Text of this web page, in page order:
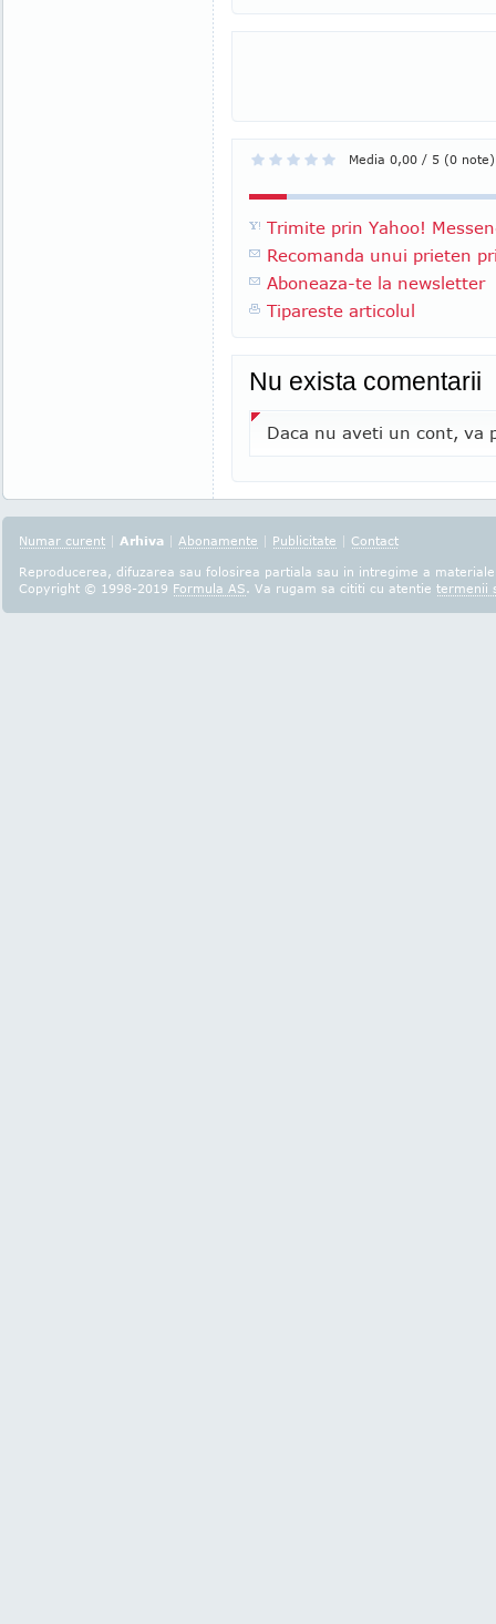
Media 0,00 / 5 (0 note)
Trimite prin Yahoo!
Recomanda unui prieten
Aboneaza-te la newsletter
Tipareste articolul
Nu exista comentarii
Daca nu aveti un cont, va
Numar curent | Arhiva | Abonamente | Publicitate | Contact
Reproducerea, difuzarea sau folosirea partiala sau in intregime a
Copyright © 1998-2019 Formula AS. Va rugam sa cititi cu atentie termenii